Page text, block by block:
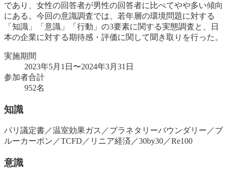
であり、女性の回答者が男性の回答者に比べてやや多い傾向
にある。今回の意識調査では、若年層の環境問題に対する
「知識」「意識」「行動」の3要素に関する実態調査と、日
本の企業に対する期待感・評価に関して聞き取りを行った。
実施期間
2023年5月1日〜2024年3月31日
参加者合計
952名
知識
パリ議定書／温室効果ガス／プラネタリーバウンダリー／ブ
ルーカーボン／TCFD／リニア経済／30by30／Re100
意識